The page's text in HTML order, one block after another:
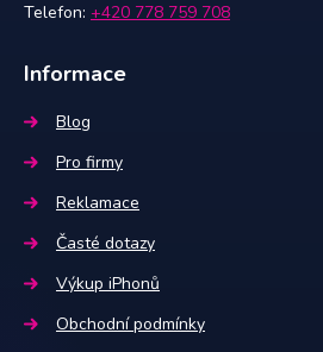
Telefon: +420 778 759 708
Informace
Blog
Pro firmy
Reklamace
Časté dotazy
Výkup iPhonů
Obchodní podmínky